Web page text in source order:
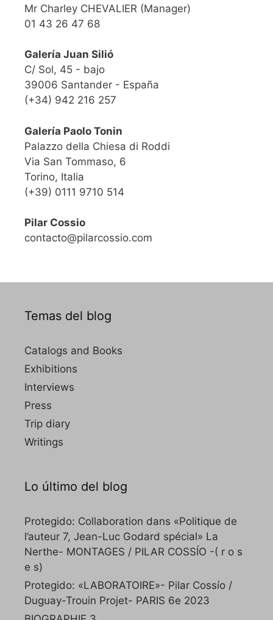
Mr Charley CHEVALIER (Manager)
01 43 26 47 68
Galería Juan Silió
C/ Sol, 45 - bajo
39006 Santander - España
(+34) 942 216 257
Galería Paolo Tonin
Palazzo della Chiesa di Roddi
Via San Tommaso, 6
Torino, Italia
(+39) 0111 9710 514
Pilar Cossio
contacto@pilarcossio.com
Temas del blog
Catalogs and Books
Exhibitions
Interviews
Press
Trip diary
Writings
Lo último del blog
Protegido: Collaboration dans «Politique de
l’auteur 7, Jean-Luc Godard spécial» La
Nerthe- MONTAGES / PILAR COSSÍO -( r o s
e s)
Protegido: «LABORATOIRE»- Pilar Cossío /
Duguay-Trouin Projet- PARIS 6e 2023